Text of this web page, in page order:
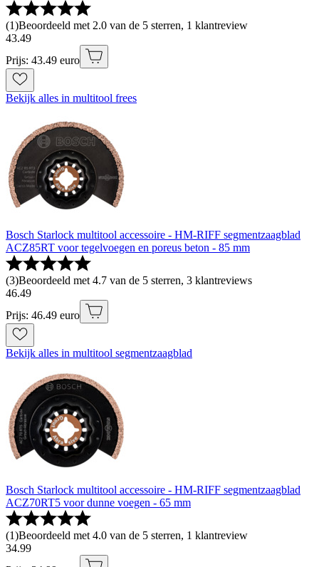
(1)Beoordeeld met 2.0 van de 5 sterren, 1 klantreview
43.49
Prijs: 43.49 euro
Bekijk alles in multitool frees
Bosch Starlock multitool accessoire - HM-RIFF segmentzaagblad
ACZ85RT voor tegelvoegen en poreus beton - 85 mm
(3)Beoordeeld met 4.7 van de 5 sterren, 3 klantreviews
46.49
Prijs: 46.49 euro
Bekijk alles in multitool segmentzaagblad
Bosch Starlock multitool accessoire - HM-RIFF segmentzaagblad
ACZ70RT5 voor dunne voegen - 65 mm
(1)Beoordeeld met 4.0 van de 5 sterren, 1 klantreview
34.99